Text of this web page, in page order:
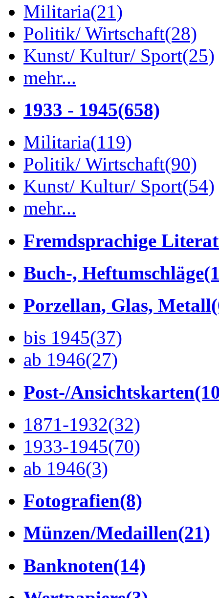
Militaria(21)
Politik/ Wirtschaft(28)
Kunst/ Kultur/ Sport(25)
mehr...
1933 - 1945(658)
Militaria(119)
Politik/ Wirtschaft(90)
Kunst/ Kultur/ Sport(54)
mehr...
Fremdsprachige
Buch-, Heftumschläge
Porzellan, Glas, Metall
bis 1945(37)
ab 1946(27)
Post-/Ansichtskarten
1871-1932(32)
1933-1945(70)
ab 1946(3)
Fotografien(8)
Münzen/Medaillen(21)
Banknoten(14)